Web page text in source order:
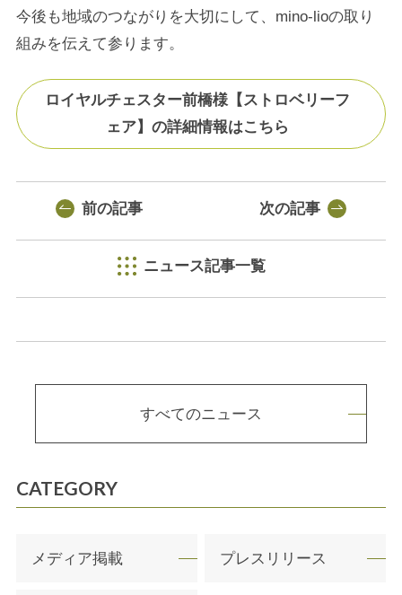
今後も地域のつながりを大切にして、mino-lioの取り
組みを伝えて参ります。
ロイヤルチェスター前橋様【ストロベリーフ
ェア】の詳細情報はこちら
前の記事
ニュース記事一覧
次の記事
すべてのニュース
CATEGORY
メディア掲載 プレスリリース